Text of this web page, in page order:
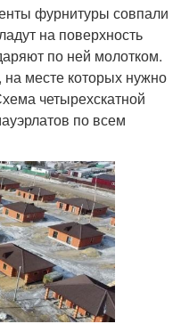
фурнитуры совпали
на поверхность
по ней молотком.
месте которых нужно
четырехскатной
по всем